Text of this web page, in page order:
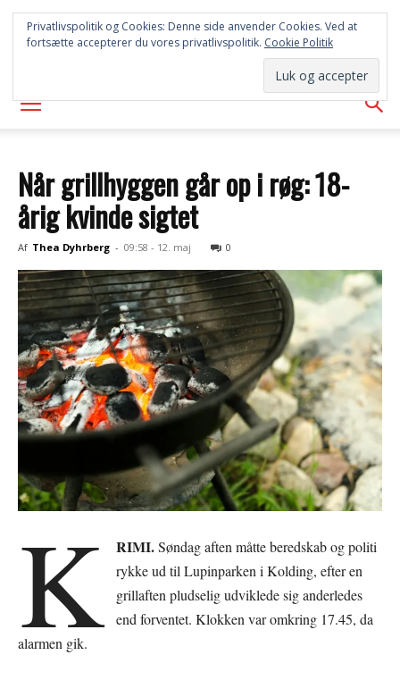
SYD
AVISEN
Når grillhyggen går op i røg: 18-
årig kvinde sigtet
Af Thea Dyhrberg - 09:58 - 12. maj 0
K RIMI.Søndag aften måtte beredskab og politi
rykke ud til Lupinparken i Kolding, efter en
grillaften pludselig udviklede sig anderledes
end forventet. Klokken var omkring 17.45, da
alarmen gik.
Privatlivspolitik og Cookies: Denne side anvender Cookies. Ved at
fortsætte accepterer du vores privatlivspolitik. Cookie Politik